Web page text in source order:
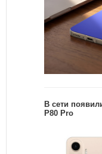
В сети
P80 Pro